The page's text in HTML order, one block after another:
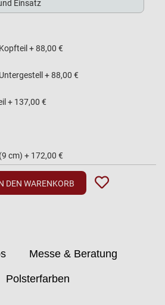
+88,00 €
+88,00 €
+ 137,00 €
cm) + 172,00 €
DEN WARENKORB
Messe & Beratung
Polsterfarben